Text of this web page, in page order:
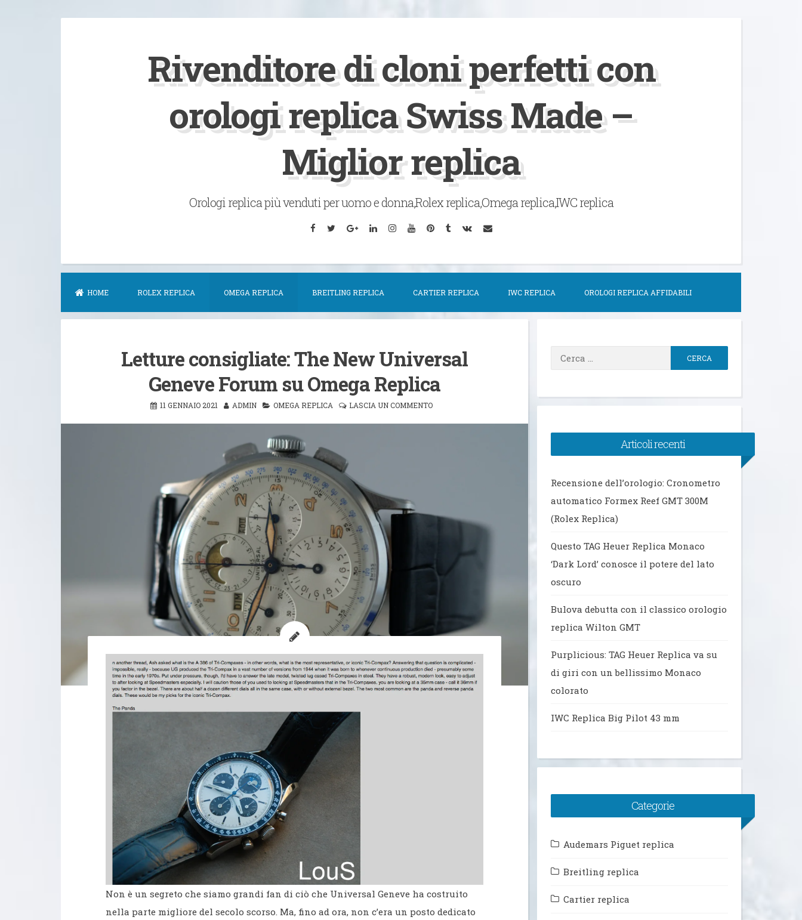
Rivenditore di cloni perfetti con
orologi replica Swiss Made –
Miglior replica
Orologi replica più venduti per uomo e donna,Rolex replica,Omega replica,IWC replica
Facebook
TwitterGoogleLinkedInInstagram
YouTubePinterest
TumblrVK Email
HOME ROLEX REPLICA OMEGA REPLICA BREITLING REPLICA CARTIER REPLICA IWC REPLICA OROLOGI REPLICA AFFIDABILI
Letture consigliate: The New Universal
Geneve Forum su Omega Replica
11 GENNAIO 2021 ADMIN OMEGA REPLICA LASCIA UN COMMENTO
Non è un segreto che siamo grandi fan di ciò che Universal Geneve ha costruito
nella parte migliore del secolo scorso. Ma, fino ad ora, non c’era un posto dedicato
Ricerca
per:
Articoli recenti
Recensione dell’orologio: Cronometro
automatico Formex Reef GMT 300M
(Rolex Replica)
Questo TAG Heuer Replica Monaco
‘Dark Lord’ conosce il potere del lato
oscuro
Bulova debutta con il classico orologio
replica Wilton GMT
Purplicious: TAG Heuer Replica va su
di giri con un bellissimo Monaco
colorato
IWC Replica Big Pilot 43 mm
Categorie
Audemars Piguet replica
Breitling replica
Cartier replica